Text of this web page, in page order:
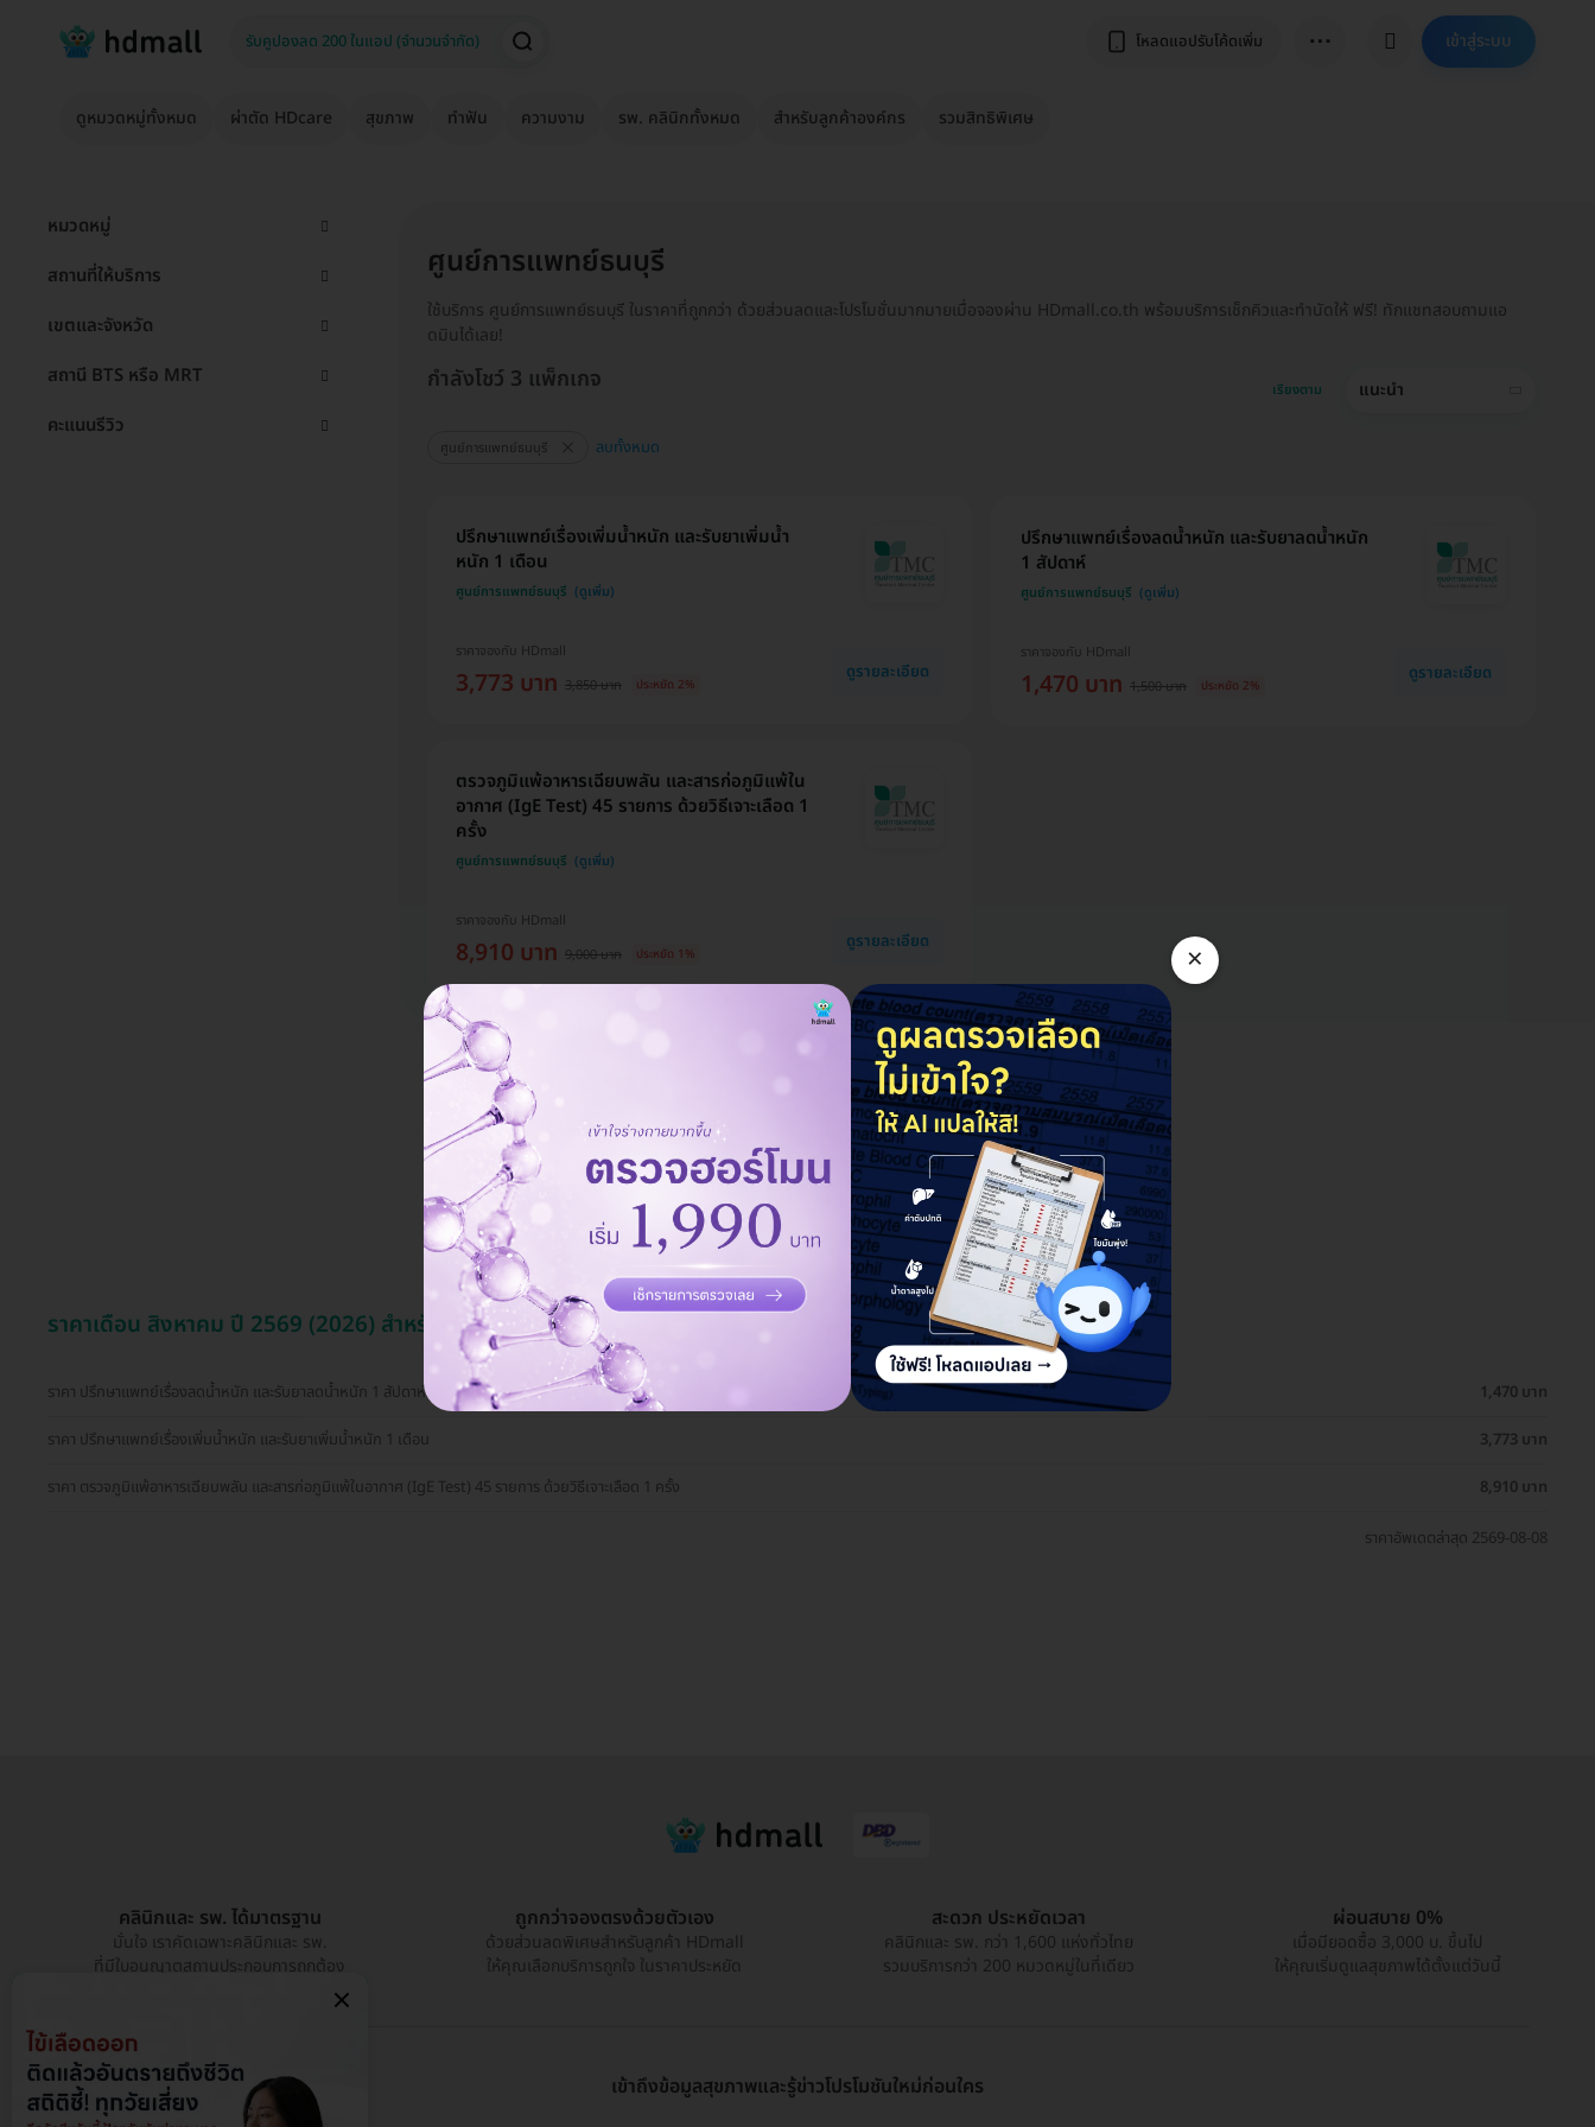
โหลดแอปรับโค้ดเพิ่ม ⋯ เข้าสู่ระบบ
ดูหมวดหมู่ทั้งหมด ผ่าตัด HDcare สุขภาพ ทำฟัน ความงาม รพ. คลินิกทั้งหมด สำหรับลูกค้าองค์กร รวมสิทธิพิเศษ
หมวดหมู่
สถานที่ให้บริการ
เขตและจังหวัด
สถานี BTS หรือ MRT
คะแนนรีวิว
ศูนย์การแพทย์ธนบุรี
ใช้บริการ ศูนย์การแพทย์ธนบุรี ในราคาที่ถูกกว่า ด้วยส่วนลดและโปรโมชั่นมากมายเมื่อจองผ่าน HDmall.co.th พร้อมบริการเช็กคิวและทำนัดให้ ฟรี! ทักแชทสอบถามแอ
ดมินได้เลย!
เรียงตาม แนะนำ
กำลังโชว์ 3 แพ็กเกจ
ศูนย์การแพทย์ธนบุรี ลบทั้งหมด
ปรึกษาแพทย์เรื่องเพิ่มน้ำหนัก และรับยาเพิ่มน้ำ
หนัก 1 เดือน
ศูนย์การแพทย์ธนบุรี
ราคาจองกับ HDmall
3,773 บาท 3,850 บาท ประหยัด 2%
ดูรายละเอียด
ตรวจภูมิแพ้อาหารเฉียบพลัน และสารก่อภูมิแพ้ใน
อากาศ (IgE Test) 45 รายการ ด้วยวิธีเจาะเลือด 1
ครั้ง
ศูนย์การแพทย์ธนบุรี
ราคาจองกับ HDmall
8,910 บาท 9,000 บาท ประหยัด 1%
ดูรายละเอียด
ปรึกษาแพทย์เรื่องลดน้ำหนัก และรับยาลดน้ำหนัก
1 สัปดาห์
ศูนย์การแพทย์ธนบุรี
ราคาจองกับ HDmall
1,470 บาท 1,500 บาท ประหยัด 2%
ดูรายละเอียด
แอดมินพร้อมดูแลคุณทุกวันทางไลน์
คุยกับแอดมิน ฟรี!
ราคาเดือน สิงหาคม ปี 2569 (2026) สำหรับ ศูนย์การแพทย์ธนบุรี
ราคา ปรึกษาแพทย์เรื่องลดน้ำหนัก และรับยาลดน้ำหนัก 1 สัปดาห์
1,470 บาท
ราคา ปรึกษาแพทย์เรื่องเพิ่มน้ำหนัก และรับยาเพิ่มน้ำหนัก 1 เดือน
3,773 บาท
ราคา ตรวจภูมิแพ้อาหารเฉียบพลัน และสารก่อภูมิแพ้ในอากาศ (IgE Test) 45 รายการ ด้วยวิธีเจาะเลือด 1 ครั้ง
8,910 บาท
ราคาอัพเดตล่าสุด 2569-08-08
คลินิกและ รพ. ได้มาตรฐาน
มั่นใจ เราคัดเฉพาะคลินิกและ รพ.
ที่มีใบอนุญาตสถานประกอบการถูกต้อง
ถูกกว่าจองตรงด้วยตัวเอง
ด้วยส่วนลดพิเศษสำหรับลูกค้า HDmall
ให้คุณเลือกบริการถูกใจ ในราคาประหยัด
สะดวก ประหยัดเวลา
คลินิกและ รพ. กว่า 1,600 แห่งทั่วไทย
รวมบริการกว่า 200 หมวดหมู่ในที่เดียว
ผ่อนสบาย 0%
เมื่อมียอดซื้อ 3,000 บ. ขึ้นไป
ให้คุณเริ่มดูแลสุขภาพได้ตั้งแต่วันนี้
เข้าถึงข้อมูลสุขภาพและรู้ข่าวโปรโมชันใหม่ก่อนใคร
×